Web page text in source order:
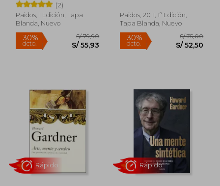
(2)
Paidos, 1 Edición, Tapa
Blanda, Nuevo
30%
dcto. S/ 55,93
Rápido
Paidos, 2011, 1ª Edición,
Tapa Blanda, Nuevo
30%
dcto.